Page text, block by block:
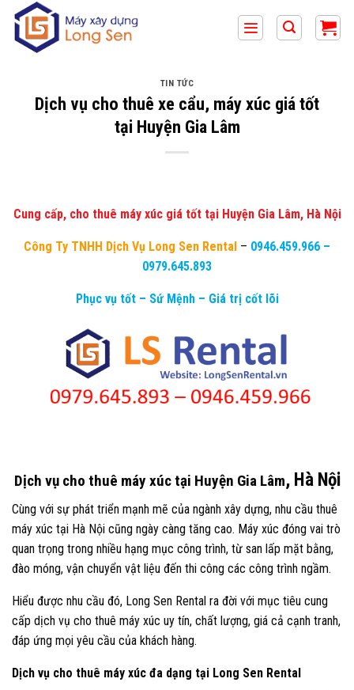
qua
TIN TỨC
Dịch vụ cho thuê xe cẩu, máy xúc giá tốt
tại Huyện Gia Lâm
Cung cấp, cho thuê máy xúc giá tốt tại Huyện Gia Lâm, Hà Nội
Công Ty TNHH Dịch Vụ Long Sen Rental – 0946.459.966 –
0979.645.893
Phục vụ tốt – Sứ Mệnh – Giá trị cốt lõi
Dịch vụ cho thuê máy xúc tại Huyện Gia Lâm, Hà Nội
Cùng với sự phát triển mạnh mẽ của ngành xây dựng, nhu cầu thuê
máy xúc tại Hà Nội cũng ngày càng tăng cao. Máy xúc đóng vai trò
quan trọng trong nhiều hạng mục công trình, từ san lấp mặt bằng,
đào móng, vận chuyển vật liệu đến thi công các công trình ngầm.
Hiểu được nhu cầu đó, Long Sen Rental ra đời với mục tiêu cung
cấp dịch vụ cho thuê máy xúc uy tín, chất lượng, giá cả cạnh tranh,
đáp ứng mọi yêu cầu của khách hàng.
Dịch vụ cho thuê máy xúc đa dạng tại Long Sen Rental